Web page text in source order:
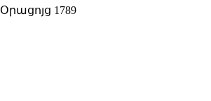
Օրացոյց 1789